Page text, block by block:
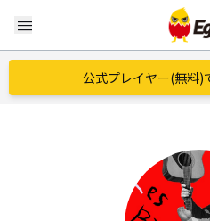
menu
公式プレイヤー(無料)